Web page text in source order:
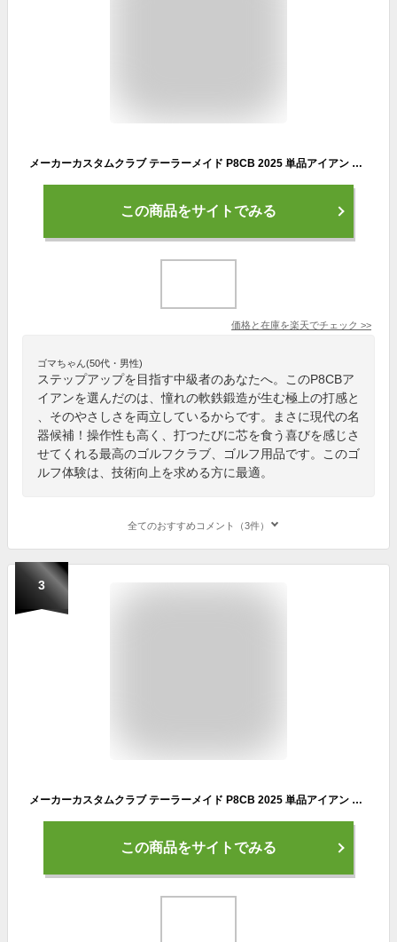
メーカーカスタムクラブ テーラーメイド P8CB 2025 単品アイアン 右用 N.S.PRO MODUS3 TOUR 110 スチールシャフト 日本正規品 TaylorMade 軟鉄鍛造 やさしい
この商品をサイトでみる
価格と在庫を楽天でチェック >>
ゴマちゃん(50代・男性)
ステップアップを目指す中級者のあなたへ。このP8CBア
イアンを選んだのは、憧れの軟鉄鍛造が生む極上の打感と
、そのやさしさを両立しているからです。まさに現代の名
器候補！操作性も高く、打つたびに芯を食う喜びを感じさ
せてくれる最高のゴルフクラブ、ゴルフ用品です。このゴ
ルフ体験は、技術向上を求める方に最適。
全てのおすすめコメント（3件）
3
メーカーカスタムクラブ テーラーメイド P8CB 2025 単品アイアン 右用 N.S.PRO 950GH neo スチールシャフト 日本正規品 TaylorMade 軟鉄鍛造 やさしい
この商品をサイトでみる